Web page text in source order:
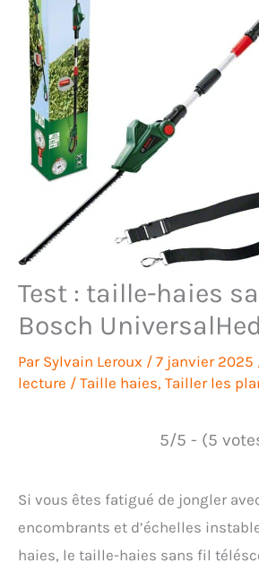
Test : taille-haies
Bosch
Par Sylvain Leroux / 7 janvier 2025
lecture / Taille haies, Tailler les
5/5 - (5
Si vous êtes fatigué de jongler
encombrants et d’échelles
haies, le taille-haies sans fil